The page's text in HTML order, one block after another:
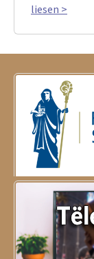
liesen >